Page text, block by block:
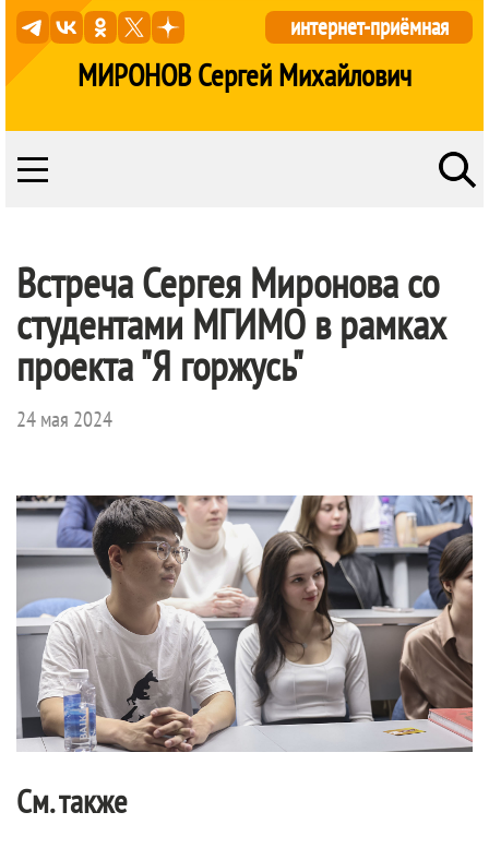
МИРОНОВ Сергей Михайлович
интернет-приёмная
Встреча Сергея Миронова со
студентами МГИМО в рамках
проекта "Я горжусь"
24 мая 2024
См. также